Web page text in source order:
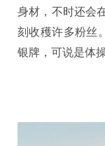
身材，不时还会
刻收穫许多粉丝
银牌，可说是体